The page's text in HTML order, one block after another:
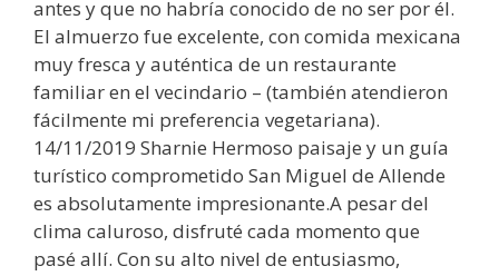
antes y que no habría conocido de no ser por él.
El almuerzo fue excelente, con comida mexicana
muy fresca y auténtica de un restaurante
familiar en el vecindario – (también atendieron
fácilmente mi preferencia vegetariana).
14/11/2019 Sharnie Hermoso paisaje y un guía
turístico comprometido San Miguel de Allende
es absolutamente impresionante.A pesar del
clima caluroso, disfruté cada momento que
pasé allí. Con su alto nivel de entusiasmo,